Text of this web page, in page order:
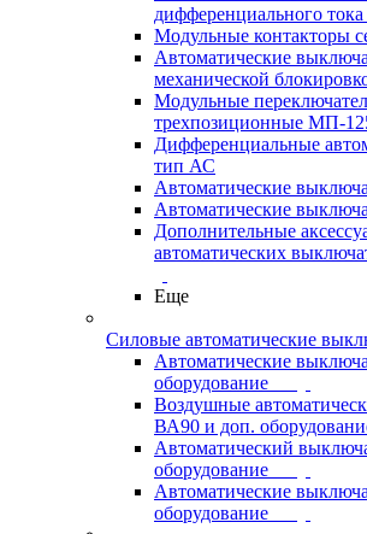
дифференциального
Модульные контакторы
Автоматические
механической
Модульные
трехпозиционные МП-
Дифференциальные
тип АС
Автоматические
Автоматические
Дополнительные
автоматических
Еще
Силовые автоматические
Автоматические
оборудование
Воздушные
ВА90 и доп.
Автоматический
оборудование
Автоматические
оборудование